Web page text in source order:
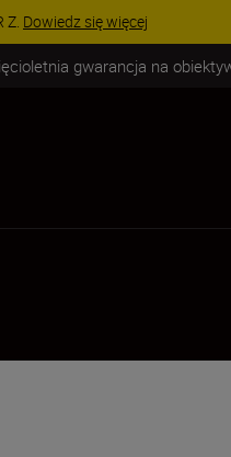
Z. Dowiedz się więcej
gwarancja na